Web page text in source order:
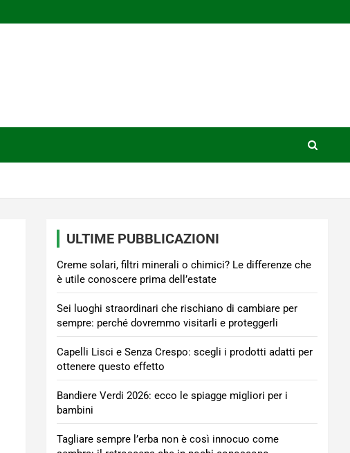
ULTIME PUBBLICAZIONI
Creme solari, filtri minerali o chimici? Le differenze che
è utile conoscere prima dell’estate
Sei luoghi straordinari che rischiano di cambiare per
sempre: perché dovremmo visitarli e proteggerli
Capelli Lisci e Senza Crespo: scegli i prodotti adatti per
ottenere questo effetto
Bandiere Verdi 2026: ecco le spiagge migliori per i
bambini
Tagliare sempre l’erba non è così innocuo come